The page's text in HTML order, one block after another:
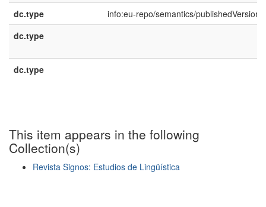
dc.type
info:eu-repo/semantics/publishedVersion
dc.type
dc.type
This item appears in the following
Collection(s)
Revista Signos: Estudios de Lingüística